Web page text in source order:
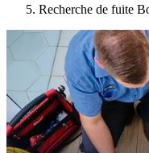
Recherche de fuite